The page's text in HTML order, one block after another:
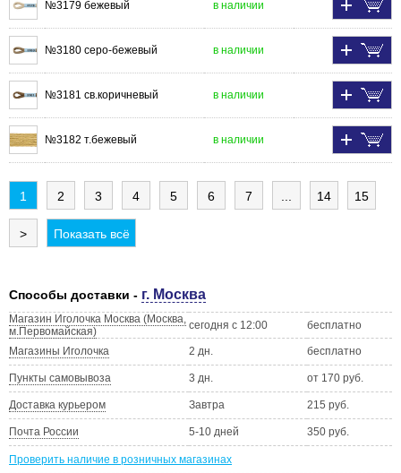
№3179 бежевый в наличии
№3180 серо-бежевый в наличии
№3181 св.коричневый в наличии
№3182 т.бежевый в наличии
1 2 3 4 5 6 7 ... 14 15
> Показать всё
Способы доставки - г. Москва
Магазин Иголочка Москва (Москва,
м.Первомайская)
сегодня с 12:00 бесплатно
Магазины Иголочка 2 дн. бесплатно
Пункты самовывоза 3 дн. от 170 руб.
Доставка курьером Завтра 215 руб.
Почта России 5-10 дней 350 руб.
Проверить наличие в розничных магазинах